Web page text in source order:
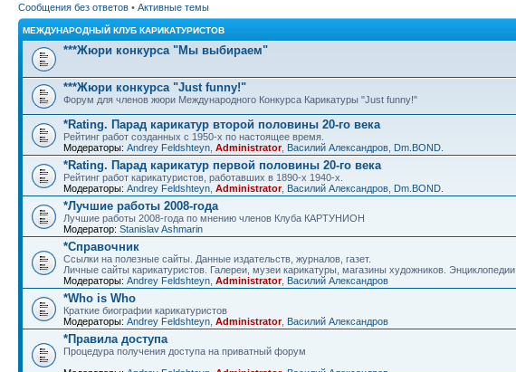
Сообщения без ответов • Активные темы
МЕЖДУНАРОДНЫЙ КЛУБ КАРИКАТУРИСТОВ
***Жюри конкурса "Мы выбираем"
***Жюри конкурса "Just funny!"
Форум для членов жюри Международного Конкурса Карикатуры "Just funny!"
*Rating. Парад карикатур второй половины 20-го века
Рейтинг работ созданных с 1950-х по настоящее время.
Модераторы: Andrey Feldshteyn Administrator, Василий Александров Dm.BOND.
*Rating. Парад карикатур первой половины 20-го века
Рейтинг работ карикатуристов, работавших в 1890-х 1940-х.
Модераторы: Andrey Feldshteyn Administrator, Василий Александров Dm.BOND.
*Лучшие работы 2008-года
Лучшие работы 2008-года по мнению членов Клуба КАРТУНИОН
Модератор: Stanislav Ashmarin
*Справочник
Ссылки на полезные сайты. Данные издательств, журналов, газет.
Личные сайты карикатуристов. Галереи, музеи карикатуры, магазины художников. Энциклопедии.
Модераторы: Andrey Feldshteyn Administrator, Василий Александров
*Who is Who
Краткие биографии карикатуристов
Модераторы: Andrey Feldshteyn Administrator, Василий Александров
*Правила доступа
Процедура получения доступа на приватный форум